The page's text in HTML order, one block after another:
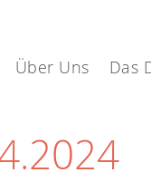
Über Uns Das